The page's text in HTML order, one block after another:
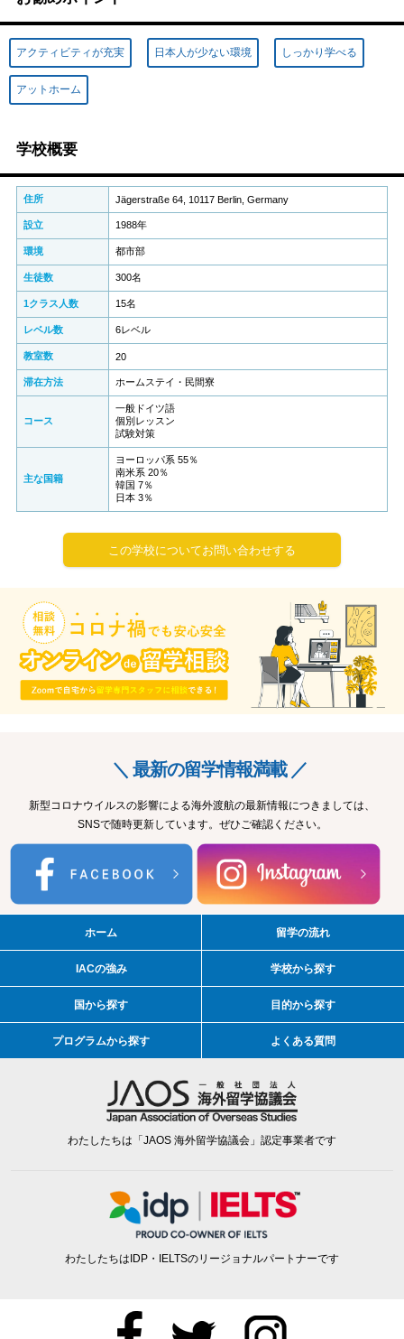
アクティビティが充実 日本人が少ない環境 しっかり学べる
アットホーム
学校概要
住所 Jägerstraße 64, 10117 Berlin, Germany
設立 1988年
環境 都市部
生徒数 300名
1クラス人数 15名
レベル数 6レベル
教室数 20
滞在方法 ホームステイ・民間寮
コース
一般ドイツ語
個別レッスン
試験対策
主な国籍
ヨーロッパ系 55％
南米系 20％
韓国 7％
日本 3％
この学校についてお問い合わせする
＼ 最新の留学情報満載 ／
新型コロナウイルスの影響による海外渡航の最新情報につきましては、
SNSで随時更新しています。ぜひご確認ください。
ホーム 留学の流れ
IACの強み 学校から探す
国から探す 目的から探す
プログラムから探す よくある質問
わたしたちは「JAOS 海外留学協議会」認定事業者です
わたしたちはIDP・IELTSのリージョナルパートナーです